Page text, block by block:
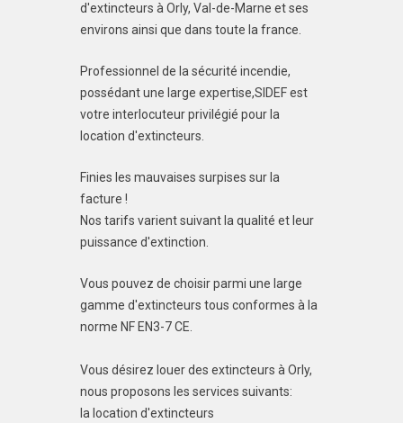
d'extincteurs à Orly, Val-de-Marne et ses
environs ainsi que dans toute la france.
Professionnel de la sécurité incendie,
possédant une large expertise,SIDEF est
votre interlocuteur privilégié pour la
location d'extincteurs.
Finies les mauvaises surpises sur la
facture !
Nos tarifs varient suivant la qualité et leur
puissance d'extinction.
Vous pouvez de choisir parmi une large
gamme d'extincteurs tous conformes à la
norme NF EN3-7 CE.
Vous désirez louer des extincteurs à Orly,
nous proposons les services suivants:
la location d'extincteurs